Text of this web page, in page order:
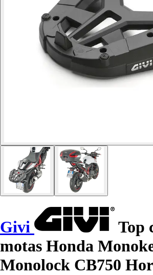
Givi
Top
motas Honda
Monolock CB750